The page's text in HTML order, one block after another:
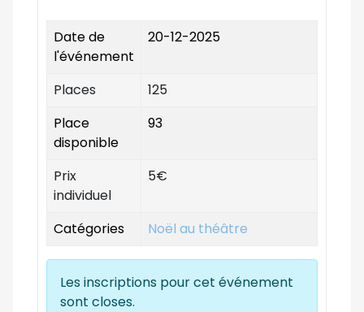
Date de
l'événement
20-12-2025
Places
125
Place
disponible
93
Prix
individuel
5€
Catégories Noël au théâtre
Les inscriptions pour cet événement
sont closes.